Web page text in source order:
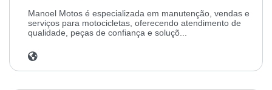
Manoel Motos é especializada em manutenção, vendas e
serviços para motocicletas, oferecendo atendimento de
qualidade, peças de confiança e soluçõ...